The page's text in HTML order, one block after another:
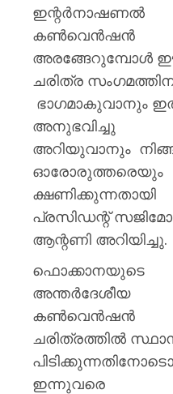
ഇന്റർനാഷണൽ
കൺവെൻഷൻ
അരങ്ങേറുമ്പോൾ
ചരിത്ര
ഭാഗമാകുവാനും
അനുഭവിച്ചു
അറിയുവാനും
ഓരോരുത്തരെയും
ക്ഷണിക്കുന്നതായി
പ്രസിഡന്റ്
ആന്റണി അറിയിച്ചു.
ഫൊക്കാനയുടെ
അന്തർദേശീയ
കൺവെൻഷൻ
ചരിത്രത്തിൽ
ഇന്നുവരെ